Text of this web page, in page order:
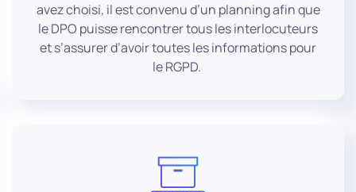
avez choisi, il est convenu d’un planning afin que
le DPO puisse rencontrer tous les interlocuteurs
et s’assurer d’avoir toutes les informations pour
le RGPD.